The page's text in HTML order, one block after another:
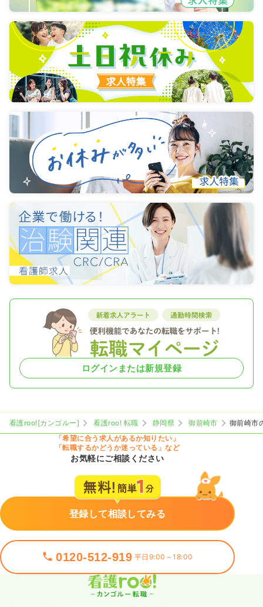
ログインまたは新規登録
看護roo![カンゴルー] 看護roo! 転職 静岡県 御前崎市
御前崎市
「希望に合う求人があるか知りたい」
「転職するかどうか迷っている」など
お気軽にご相談ください
登録して相談してみる
0120-512-919 平日9:00～18:00